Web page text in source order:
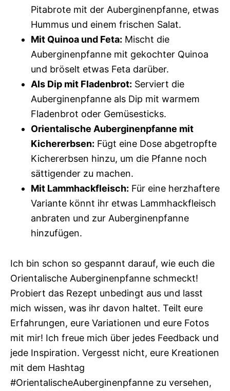
Pitabrote mit der Auberginenpfanne, etwas
Hummus und einem frischen Salat.
Mit Quinoa und Feta: Mischt die
Auberginenpfanne mit gekochter Quinoa
und bröselt etwas Feta darüber.
Als Dip mit Fladenbrot: Serviert die
Auberginenpfanne als Dip mit warmem
Fladenbrot oder Gemüsesticks.
Orientalische Auberginenpfanne mit
Kichererbsen: Fügt eine Dose abgetropfte
Kichererbsen hinzu, um die Pfanne noch
sättigender zu machen.
Mit Lammhackfleisch: Für eine herzhaftere
Variante könnt ihr etwas Lammhackfleisch
anbraten und zur Auberginenpfanne
hinzufügen.
Ich bin schon so gespannt darauf, wie euch die
Orientalische Auberginenpfanne schmeckt!
Probiert das Rezept unbedingt aus und lasst
mich wissen, was ihr davon haltet. Teilt eure
Erfahrungen, eure Variationen und eure Fotos
mit mir! Ich freue mich über jedes Feedback und
jede Inspiration. Vergesst nicht, eure Kreationen
mit dem Hashtag
#OrientalischeAuberginenpfanne zu versehen,